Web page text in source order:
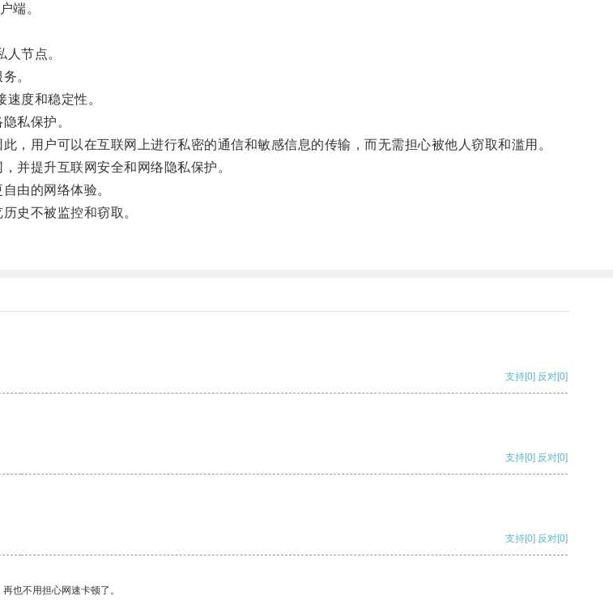
端。
节点。
。
度和稳定性。
私保护。
用户可以在互联网上进行私密的通信和敏感信息的传输，而无需担心被他人窃取和滥用。
提升互联网安全和网络隐私保护。
由的网络体验。
史不被监控和窃取。
支持[0] 反对[0]
支持[0] 反对[0]
支持[0] 反对[0]
也不用担心网速卡顿了。